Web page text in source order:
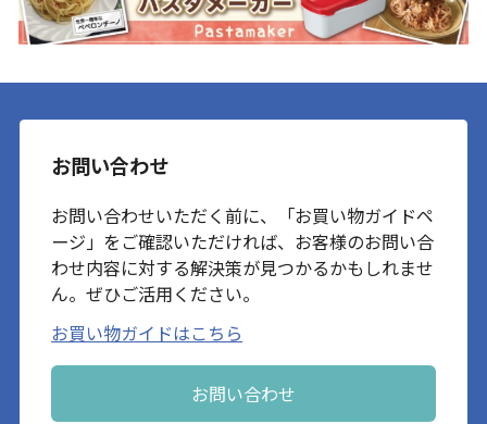
お問い合わせ
お問い合わせいただく前に、「お買い物ガイドペ
ージ」をご確認いただければ、お客様のお問い合
わせ内容に対する解決策が見つかるかもしれませ
ん。ぜひご活用ください。
お買い物ガイドはこちら
お問い合わせ